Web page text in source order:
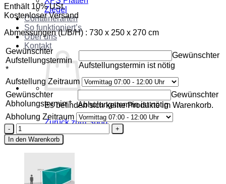
Ziegel
Containerarten
So funktioniert’s
Über uns
Kontakt
Es befinden sich keine Produkte im Warenkorb.
Zurück zum Shop
Enthält 10% USt.
Kostenloser Versand
Abmessungen (L/B/H) : 730 x 250 x 270 cm
Gewünschter
Aufstellungstermin
*
Gewünschter
Aufstellungstermin ist nötig
Aufstellung Zeitraum
Gewünschter
Abholungstermin*
Gewünschter
Abholungstermin ist nötig
Abholung Zeitraum
Container
Typ
40
In den Warenkorb